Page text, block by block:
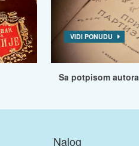
VIDI PONUDU
Sa potpisom autora
Nalog